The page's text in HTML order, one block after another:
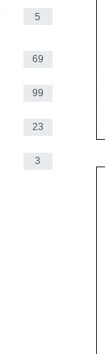
5
69
99
23
3